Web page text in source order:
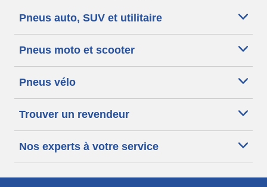
Pneus auto, SUV et utilitaire
Pneus moto et scooter
Pneus vélo
Trouver un revendeur
Nos experts à votre service